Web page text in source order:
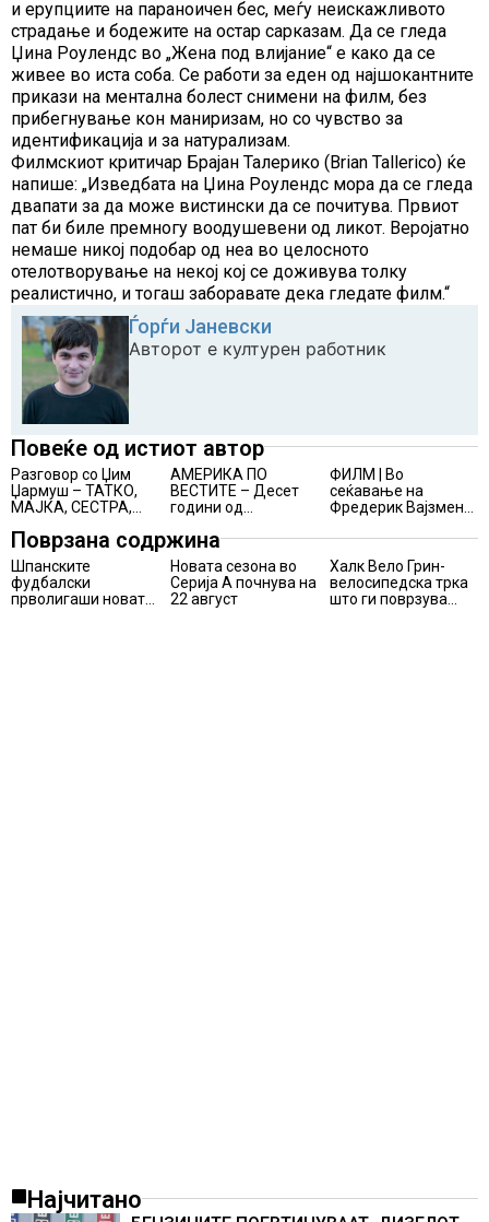
и ерупциите на параноичен бес, меѓу неискажливото
страдање и бодежите на остар сарказам. Да се гледа
Џина Роулендс во „Жена под влијание“ е како да се
живее во иста соба. Се работи за еден од најшокантните
прикази на ментална болест снимени на филм, без
прибегнување кон маниризам, но со чувство за
идентификација и за натурализам.
Филмскиот критичар Брајан Талерико (Brian Tallerico) ќе
напише: „Изведбата на Џина Роулендс мора да се гледа
двапати за да може вистински да се почитува. Првиот
пат би биле премногу воодушевени од ликот. Веројатно
немаше никој подобар од неа во целосното
отелотворување на некој кој се доживува толку
реалистично, и тогаш заборавате дека гледате филм.“
Ѓорѓи Јаневски
Авторот е културен работник
Повеќе од истиот автор
Разговор со Џим
Џармуш – ТАТКО,
МАЈКА, СЕСТРА,
АМЕРИКА ПО
ВЕСТИТЕ – Десет
години од
Soft White
Underbelly
ФИЛМ | Во
сеќавање на
Фредерик Вајзмен
ДОКУМЕНТАРИСТ
Поврзана содржина
Шпанските
фудбалски
прволигаши новата
Новата сезона во
Серија А почнува на
22 август
Халк Вело Грин-
велосипедска трка
што ги поврзува
Најчитано